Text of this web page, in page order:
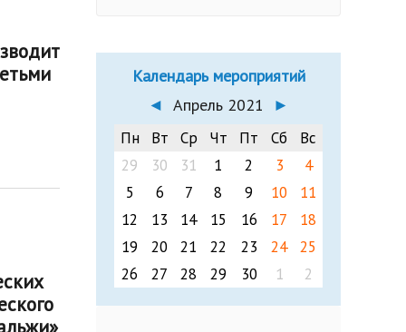
Календарь мероприятий
◄ Апрель 2021 ►
Пн Вт Ср Чт Пт Сб
Вс
29
30 31 1 2 3
4
5
6 7 8 9 10
11
12
13 14 15 16 17
18
19
20 21 22 23 24
25
26
27 28 29 30 1 2